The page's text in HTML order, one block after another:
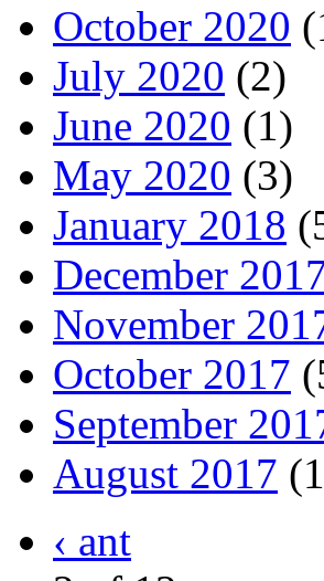
October 2020
July 2020 (2)
June 2020 (1)
May 2020 (3)
January 2018
December
November
October 2017
September
August 2017
‹ ant